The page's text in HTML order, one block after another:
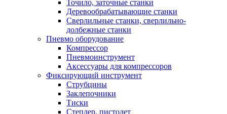
Точило, заточные станки
Деревообрабатывающие станки
Сверлильные станки, сверлильно-
долбежные станки
Пневмо оборудование
Компрессор
Пневмоинструмент
Аксессуары для компрессоров
Фиксирующий инструмент
Струбцины
Заклепочники
Тиски
Степлер, пистолет